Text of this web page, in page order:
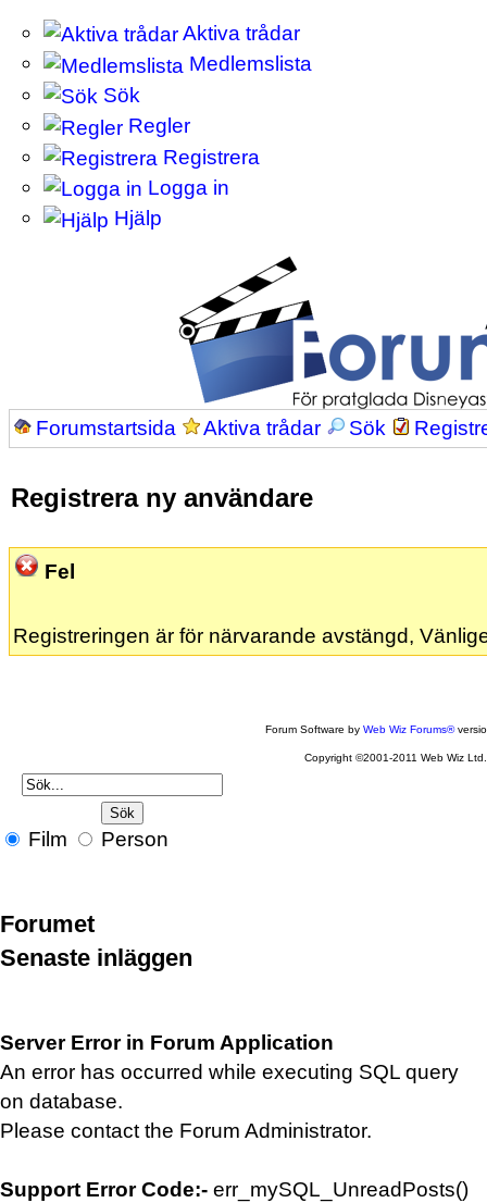
Aktiva trådar
Medlemslista
Sök
Regler
Registrera
Logga in
Hjälp
Forumstartsida Aktiva trådar Sök
Registrera ny användare
Fel
Registreringen är för närvarande avstängd,
Forum Software byWeb Wiz Forums®
Copyright ©2001-2011 Web Wiz Ltd.
Film Person
Forumet
Senaste inläggen
Server Error in Forum Application
An error has occurred while executing SQL query
on database.
Please contact the Forum Administrator.
Support Error Code:- err_mySQL_UnreadPosts()